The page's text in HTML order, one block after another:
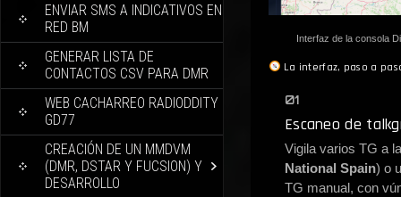
ENVIAR SMS A INDICATIVOS EN
RED BM
GENERAR LISTA DE
CONTACTOS CSV PARA DMR
WEB CACHARREO RADIODDITY
GD77
CREACIÓN DE UN MMDVM
(DMR, DSTAR Y FUCSION) Y
DESARROLLO
Interfaz de la consola
La interfaz, paso a
01
Escaneo de
Vigila varios TG a
National Spain) o
TG manual, con